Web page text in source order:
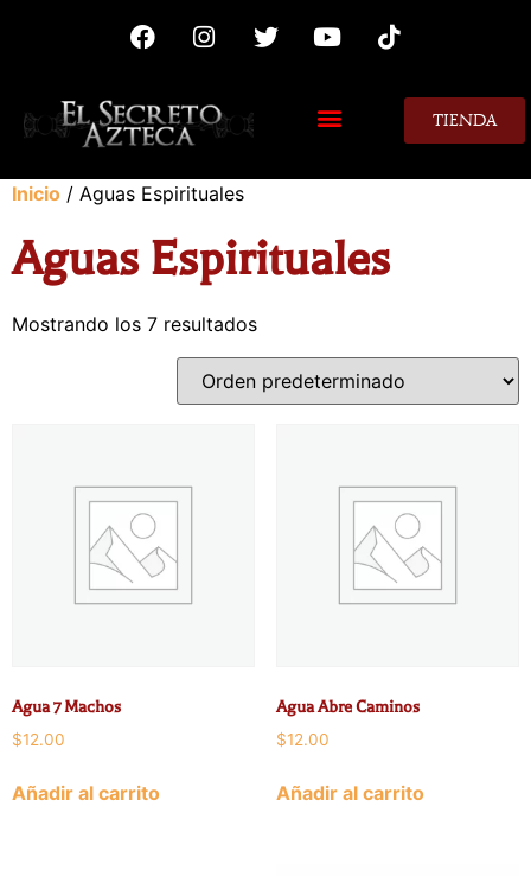
TIENDA
Inicio / Aguas Espirituales
Aguas Espirituales
Mostrando los 7 resultados
Agua 7 Machos
$12.00
Añadir al carrito
Agua Abre Caminos
$12.00
Añadir al carrito